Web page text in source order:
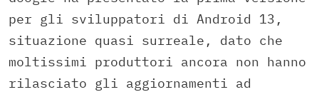
per gli sviluppatori di Android 13,
situazione quasi surreale, dato che
moltissimi produttori ancora non hanno
rilasciato gli aggiornamenti ad